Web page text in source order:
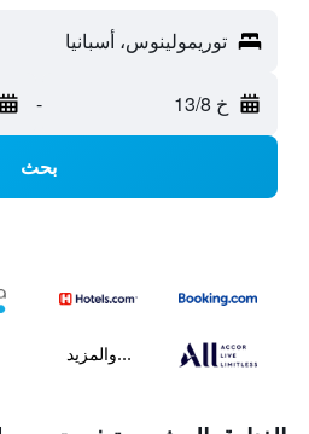
توريمولينوس، أسبانيا
خ 13/8 -
بحث
...والمزيد